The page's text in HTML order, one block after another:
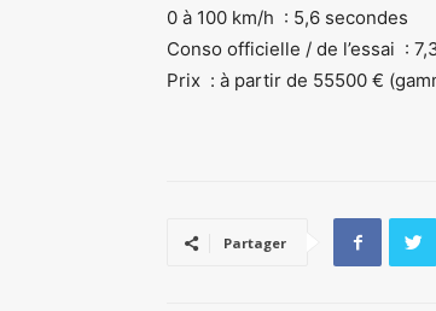
0 à 100 km/h : 5,6 secondes
Conso officielle / de l’essai :
Prix : à partir de 55500 €
Partager